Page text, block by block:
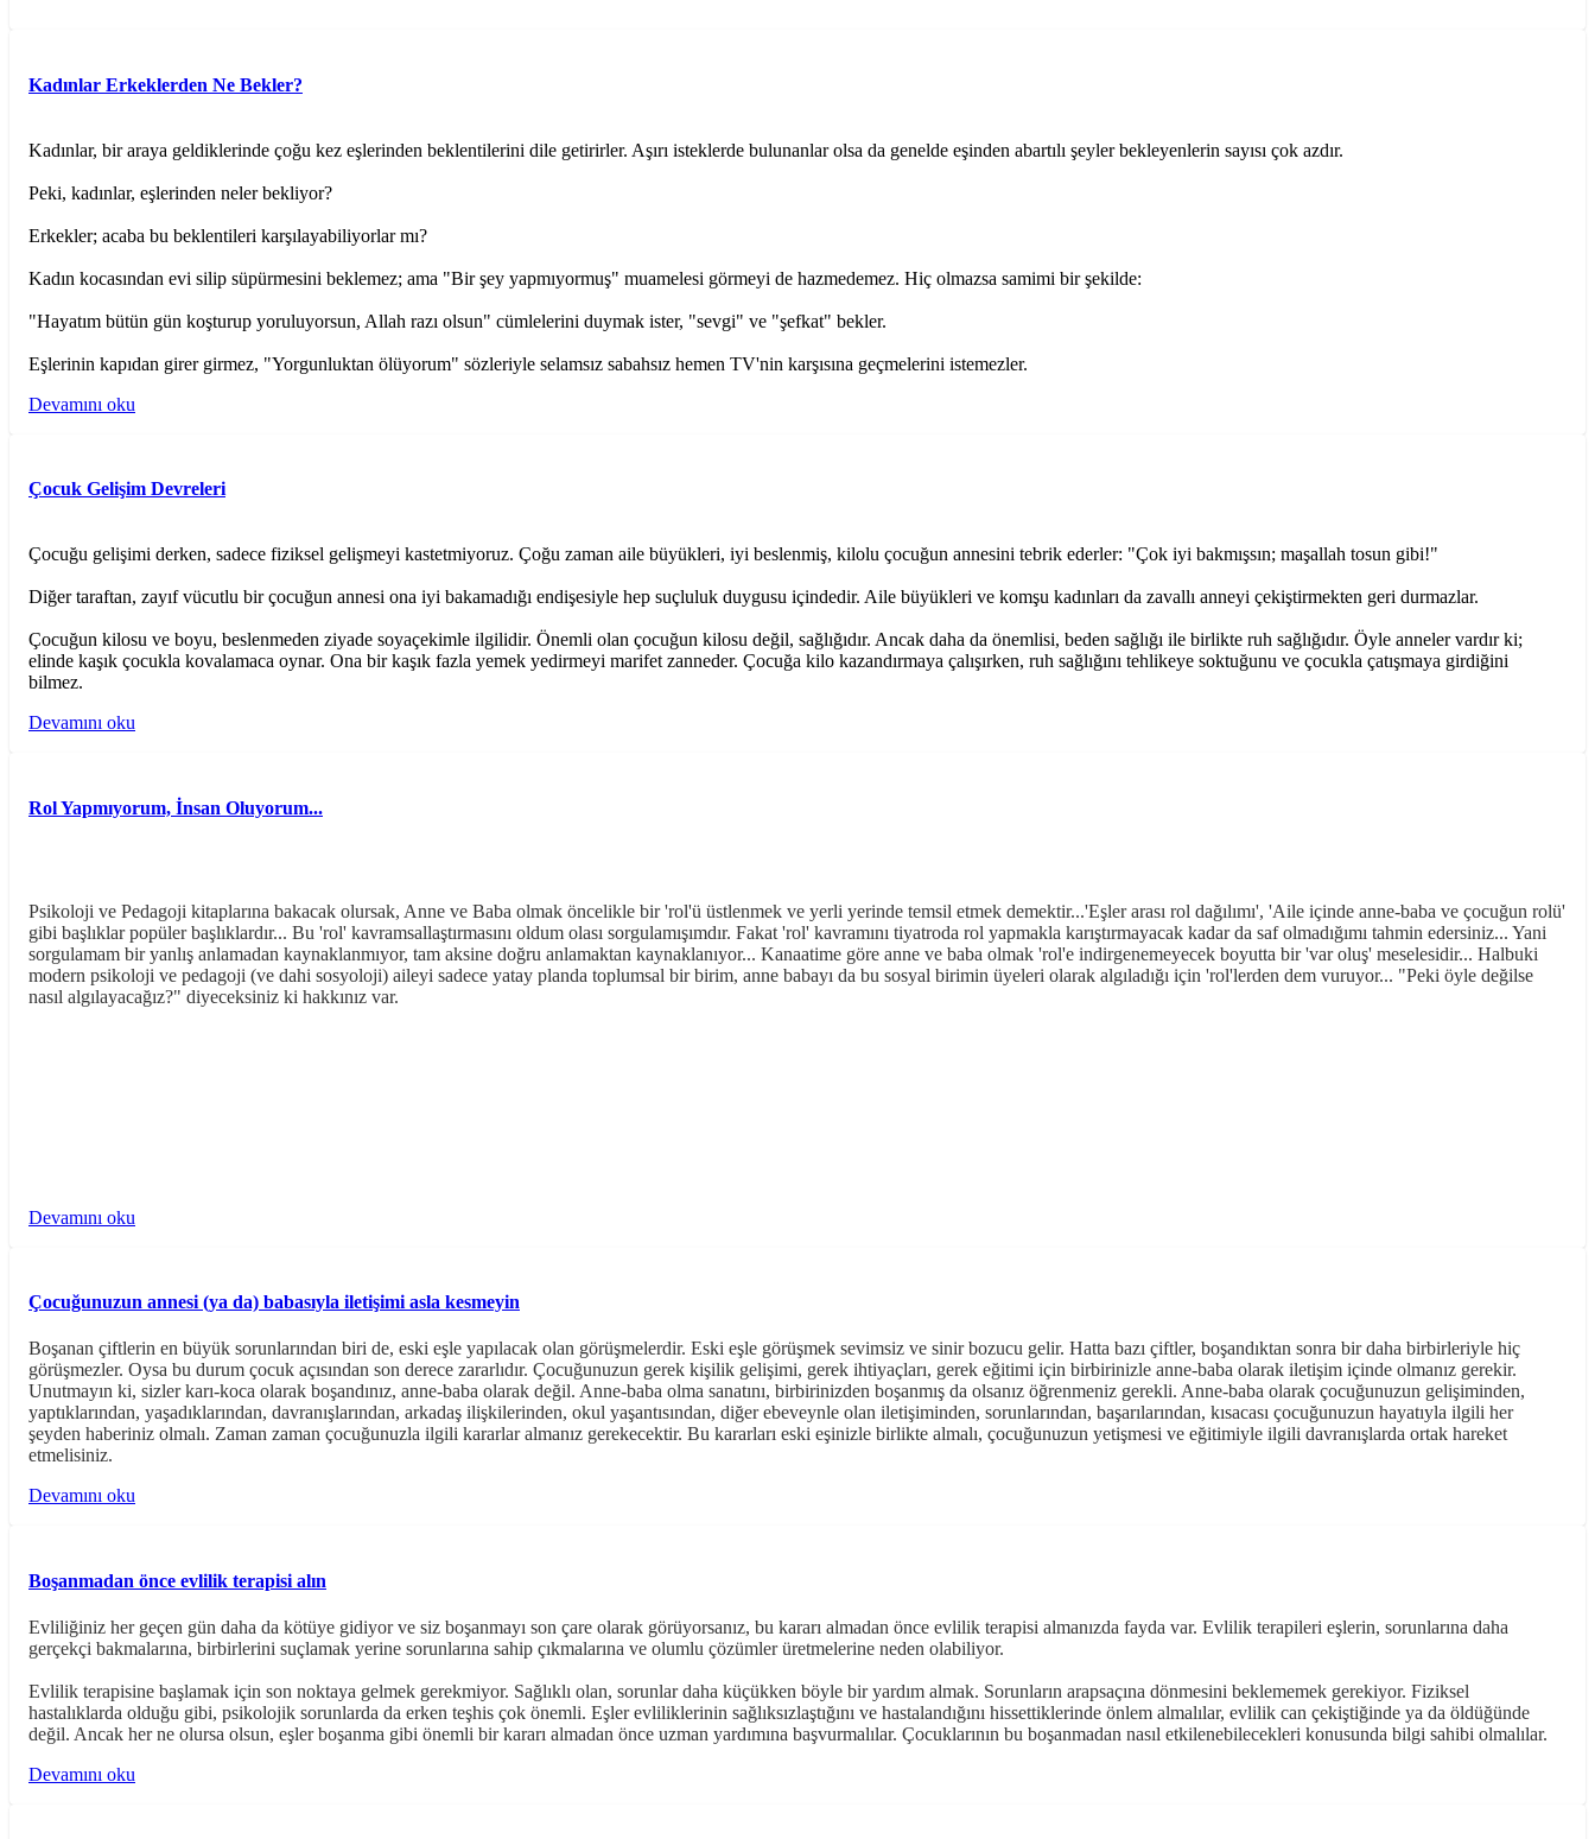
Kadınlar Erkeklerden Ne Bekler?
Kadınlar, bir araya geldiklerinde çoğu kez eşlerinden beklentilerini dile getirirler. Aşırı isteklerde bulunanlar olsa da genelde eşinden abartılı şeyler bekleyenlerin sayısı çok azdır.
Peki, kadınlar, eşlerinden neler bekliyor?
Erkekler; acaba bu beklentileri karşılayabiliyorlar mı?
Kadın kocasından evi silip süpürmesini beklemez; ama "Bir şey yapmıyormuş" muamelesi görmeyi de hazmede­mez. Hiç olmazsa samimi bir şekilde:
"Hayatım bütün gün koşturup yoruluyorsun, Allah razı olsun" cümlelerini duymak ister, "sevgi" ve "şefkat" bekler.
Eşlerinin kapıdan girer girmez, "Yorgunluktan ölüyo­rum" sözleriyle selamsız sabahsız hemen TV'nin karşısına geçmelerini istemezler.
Devamını oku
Çocuk Gelişim Devreleri
Çocuğu gelişimi derken, sadece fiziksel gelişmeyi kastetmiyoruz. Çoğu zaman aile büyükleri, iyi beslenmiş, kilolu çocuğun annesini tebrik ederler: "Çok iyi bakmışsın; maşallah tosun gibi!"
Diğer taraftan, zayıf vücutlu bir çocuğun annesi ona iyi bakamadığı endişesiyle hep suçluluk duygusu içindedir. Aile büyükleri ve komşu kadınları da zavallı anneyi çekiştirmekten geri durmazlar.
Çocuğun kilosu ve boyu, beslenmeden ziyade soyaçekimle ilgilidir. Önemli olan çocuğun kilosu değil, sağlığıdır. Ancak daha da önemlisi, beden sağlığı ile birlikte ruh sağlığıdır. Öyle anneler vardır ki;
elinde kaşık çocukla kovalamaca oynar. Ona bir kaşık fazla yemek yedirmeyi marifet zanneder. Çocuğa kilo kazandırmaya çalışırken, ruh sağlığını tehlikeye soktuğunu ve çocukla çatışmaya girdiğini
bilmez.
Devamını oku
Rol Yapmıyorum, İnsan Oluyorum...
Psikoloji ve Pedagoji kitaplarına bakacak olursak, Anne ve Baba olmak öncelikle bir 'rol'ü üstlenmek ve yerli yerinde temsil etmek demektir...'Eşler arası rol dağılımı', 'Aile içinde anne-baba ve çocuğun rolü'
gibi başlıklar popüler başlıklardır... Bu 'rol' kavramsallaştırmasını oldum olası sorgulamışımdır. Fakat 'rol' kavramını tiyatroda rol yapmakla karıştırmayacak kadar da saf olmadığımı tahmin edersiniz... Yani
sorgulamam bir yanlış anlamadan kaynaklanmıyor, tam aksine doğru anlamaktan kaynaklanıyor... Kanaatime göre anne ve baba olmak 'rol'e indirgenemeyecek boyutta bir 'var oluş' meselesidir... Halbuki
modern psikoloji ve pedagoji (ve dahi sosyoloji) aileyi sadece yatay planda toplumsal bir birim, anne babayı da bu sosyal birimin üyeleri olarak algıladığı için 'rol'lerden dem vuruyor... "Peki öyle değilse
nasıl algılayacağız?" diyeceksiniz ki hakkınız var.
Devamını oku
Çocuğunuzun annesi (ya da) babasıyla iletişimi asla kesmeyin
Boşanan çiftlerin en büyük sorunlarından biri de, eski eşle yapılacak olan görüşmelerdir. Eski eşle görüşmek sevimsiz ve sinir bozucu gelir. Hatta bazı çiftler, boşandıktan sonra bir daha birbirleriyle hiç
görüşmezler. Oysa bu durum çocuk açısından son derece zararlıdır. Çocuğunuzun gerek kişilik gelişimi, gerek ihtiyaçları, gerek eğitimi için birbirinizle anne-baba olarak iletişim içinde olmanız gerekir.
Unutmayın ki, sizler karı-koca olarak boşandınız, anne-baba olarak değil. Anne-baba olma sanatını, birbirinizden boşanmış da olsanız öğrenmeniz gerekli. Anne-baba olarak çocuğunuzun gelişiminden,
yaptıklarından, yaşadıklarından, davranışlarından, arkadaş ilişkilerinden, okul yaşantısından, diğer ebeveynle olan iletişiminden, sorunlarından, başarılarından, kısacası çocuğunuzun hayatıyla ilgili her
şeyden haberiniz olmalı. Zaman zaman çocuğunuzla ilgili kararlar almanız gerekecektir. Bu kararları eski eşinizle birlikte almalı, çocuğunuzun yetişmesi ve eğitimiyle ilgili davranışlarda ortak hareket
etmelisiniz.
Devamını oku
Boşanmadan önce evlilik terapisi alın
Evliliğiniz her geçen gün daha da kötüye gidiyor ve siz boşanmayı son çare olarak görüyorsanız, bu kararı almadan önce evlilik terapisi almanızda fayda var. Evlilik terapileri eşlerin, sorunlarına daha
gerçekçi bakmalarına, birbirlerini suçlamak yerine sorunlarına sahip çıkmalarına ve olumlu çözümler üretmelerine neden olabiliyor.
Evlilik terapisine başlamak için son noktaya gelmek gerekmiyor. Sağlıklı olan, sorunlar daha küçükken böyle bir yardım almak. Sorunların arapsaçına dönmesini beklememek gerekiyor. Fiziksel
hastalıklarda olduğu gibi, psikolojik sorunlarda da erken teşhis çok önemli. Eşler evliliklerinin sağlıksızlaştığını ve hastalandığını hissettiklerinde önlem almalılar, evlilik can çekiştiğinde ya da öldüğünde
değil. Ancak her ne olursa olsun, eşler boşanma gibi önemli bir kararı almadan önce uzman yardımına başvurmalılar. Çocuklarının bu boşanmadan nasıl etkilenebilecekleri konusunda bilgi sahibi olmalılar.
Devamını oku